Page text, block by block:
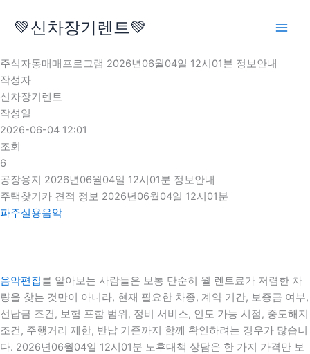
로
건
너
뛰
기
💚신차장기렌트💚
주식자동매매프로그램 2026년06월04일 12시01분 정보안내
작성자
신차장기렌트
작성일
2026-06-04 12:01
조회
6
공장용지 2026년06월04일 12시01분 정보안내
주택찾기카 견적 정보 2026년06월04일 12시01분
파주실용음악
음악편집를 알아보는 사람들은 보통 단순히 월 렌트료가 저렴한 차
량을 찾는 것만이 아니라, 현재 필요한 차종, 계약 기간, 보증금 여부,
선납금 조건, 보험 포함 범위, 정비 서비스, 인도 가능 시점, 중도해지
조건, 주행거리 제한, 반납 기준까지 함께 확인하려는 경우가 많습니
다. 2026년06월04일 12시01분 노후대책 상담은 한 가지 가격만 보